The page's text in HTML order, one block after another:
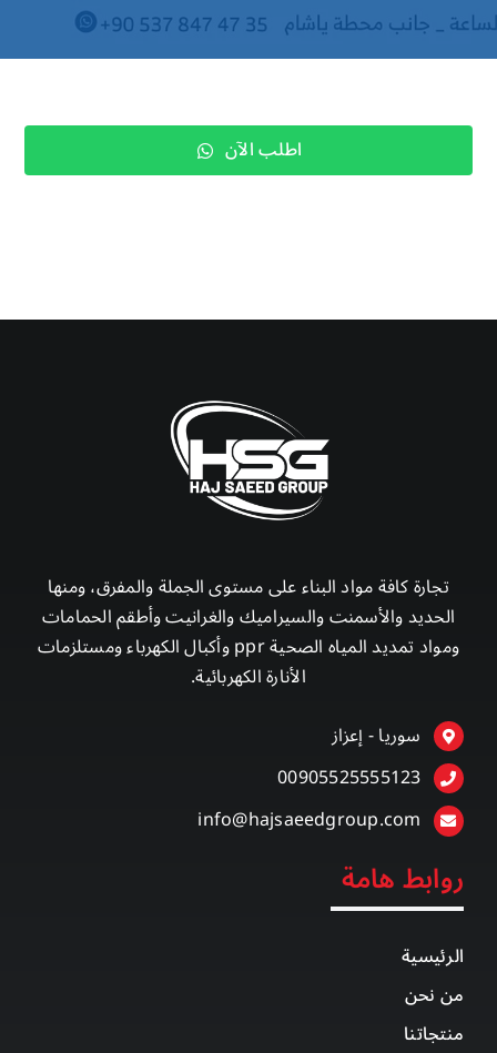
اطلب الآن
تجارة كافة مواد البناء على مستوى الجملة والمفرق، ومنها
الحديد والأسمنت والسيراميك والغرانيت وأطقم الحمامات
ومواد تمديد المياه الصحية ppr وأكبال الكهرباء ومستلزمات
الأنارة الكهربائية.
سوريا - إعزاز
00905525555123
info@hajsaeedgroup.com
روابط هامة
الرئيسية
من نحن
منتجاتنا